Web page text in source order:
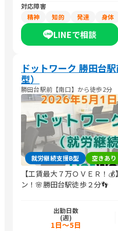
対応障害
精神
知的 発達 身体
LINEで相談
ドットワーク 勝田台
型）
勝田台駅前【南口】から徒歩2分
就労継続支援B型 空きあり
【工賃最大７万ＯＶＥＲ！
ン！🌸勝田台駅徒歩２分👣
出勤日数
(週)
1日～5日